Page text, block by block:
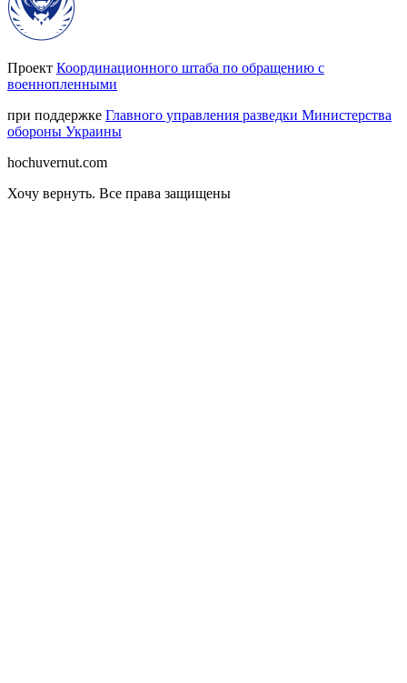
Проект Координационного штаба по обращению с
военнопленными
при поддержке Главного управления разведки Министерства
обороны Украины
hochuvernut.com
Хочу вернуть. Все права защищены